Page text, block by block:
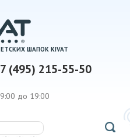
ШАПОК KIVAT
(495) 215-55-50
до 19:00